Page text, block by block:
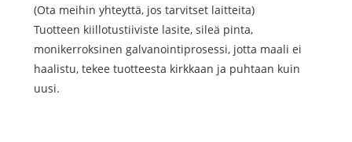
(Ota meihin yhteyttä, jos tarvitset laitteita)
Tuotteen kiillotustiiviste lasite, sileä pinta,
monikerroksinen galvanointiprosessi, jotta maali ei
haalistu, tekee tuotteesta kirkkaan ja puhtaan kuin
uusi.